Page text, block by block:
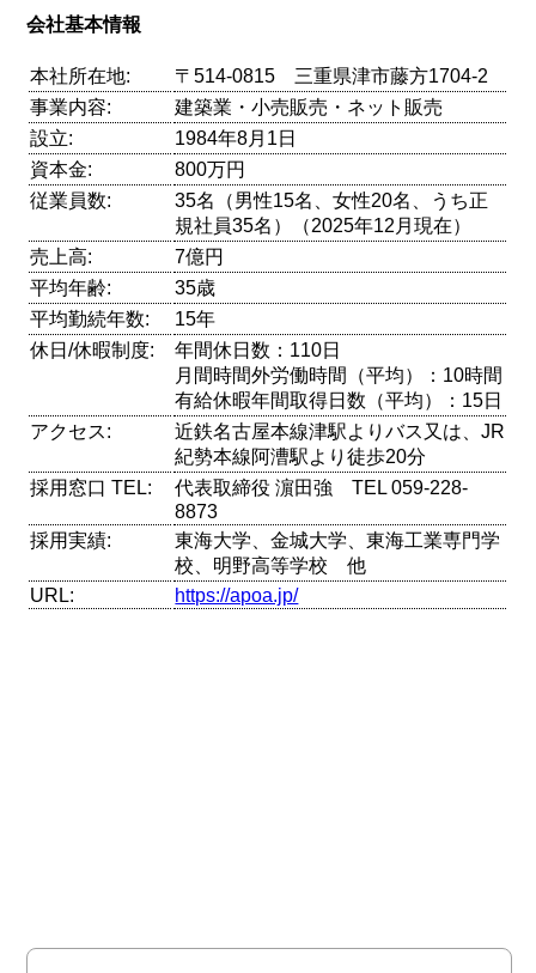
会社基本情報
本社所在地:
〒514-0815 三重県津市藤方1704-2
事業内容:
建築業・小売販売・ネット販売
設立:
1984年8月1日
資本金:
800万円
従業員数:
35名（男性15名、女性20名、うち正
規社員35名）（2025年12月現在）
売上高:
7億円
平均年齢:
35歳
平均勤続年数:
15年
休日/休暇制度:
年間休日数：110日
月間時間外労働時間（平均）：10時間
有給休暇年間取得日数（平均）：15日
アクセス:
近鉄名古屋本線津駅よりバス又は、JR
紀勢本線阿漕駅より徒歩20分
採用窓口 TEL:
代表取締役 濵田強 TEL 059-228-
8873
採用実績:
東海大学、金城大学、東海工業専門学
校、明野高等学校 他
URL:
https://apoa.jp/